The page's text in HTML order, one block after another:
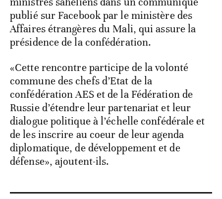
publié sur Facebook par le ministère des
Affaires étrangères du Mali, qui assure la
présidence de la confédération.
«Cette rencontre participe de la volonté
commune des chefs d’Etat de la
confédération AES et de la Fédération de
Russie d’étendre leur partenariat et leur
dialogue politique à l’échelle confédérale et
de les inscrire au coeur de leur agenda
diplomatique, de développement et de
défense», ajoutent-ils.